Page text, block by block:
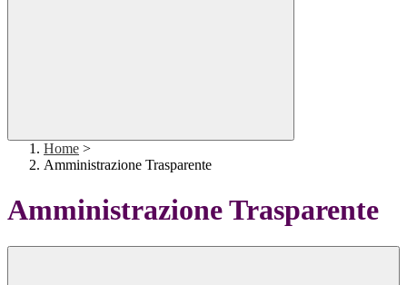
Home >
Amministrazione Trasparente
Amministrazione Trasparente